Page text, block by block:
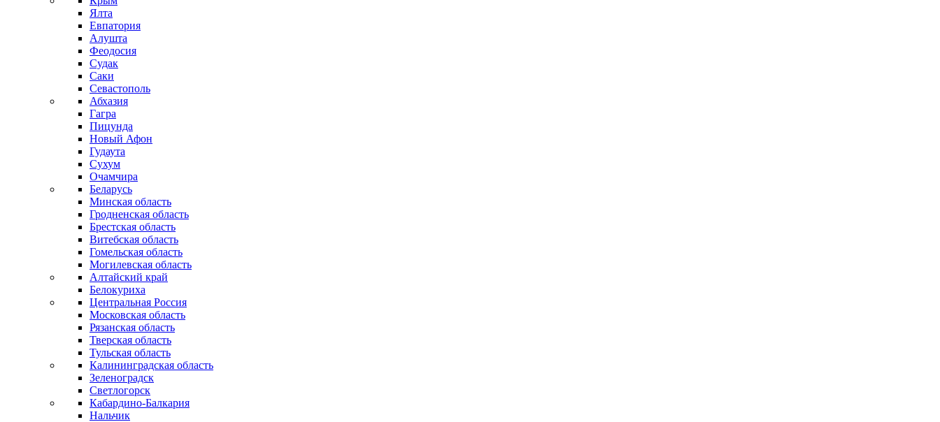
Ялта
Евпатория
Алушта
Феодосия
Судак
Саки
Севастополь
Абхазия
Гагра
Пицунда
Новый Афон
Гудаута
Сухум
Очамчира
Беларусь
Минская область
Гродненская область
Брестская область
Витебская область
Гомельская область
Могилевская область
Алтайский край
Белокуриха
Центральная Россия
Московская область
Рязанская область
Тверская область
Тульская область
Калининградская область
Зеленоградск
Светлогорск
Кабардино-Балкария
Нальчик